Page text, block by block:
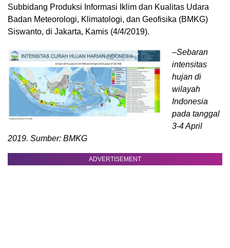
Subbidang Produksi Informasi Iklim dan Kualitas Udara
Badan Meteorologi, Klimatologi, dan Geofisika (BMKG)
Siswanto, di Jakarta, Kamis (4/4/2019).
–Sebaran
intensitas
hujan di
wilayah
Indonesia
pada tanggal
3-4 April
2019. Sumber: BMKG
ADVERTISEMENT